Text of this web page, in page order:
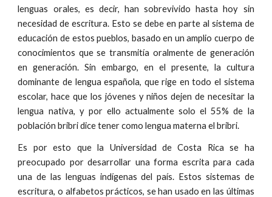
lenguas orales, es decir, han sobrevivido hasta hoy sin
necesidad de escritura. Esto se debe en parte al sistema de
educación de estos pueblos, basado en un amplio cuerpo de
conocimientos que se transmitía oralmente de generación
en generación. Sin embargo, en el presente, la cultura
dominante de lengua española, que rige en todo el sistema
escolar, hace que los jóvenes y niños dejen de necesitar la
lengua nativa, y por ello actualmente solo el 55% de la
población bribri dice tener como lengua materna el bribri.
Es por esto que la Universidad de Costa Rica se ha
preocupado por desarrollar una forma escrita para cada
una de las lenguas indígenas del país. Estos sistemas de
escritura, o alfabetos prácticos, se han usado en las últimas